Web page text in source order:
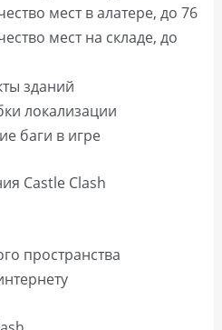
мест в алатере, до 76
мест на складе, до
зданий
локализации
баги в игре
пространства